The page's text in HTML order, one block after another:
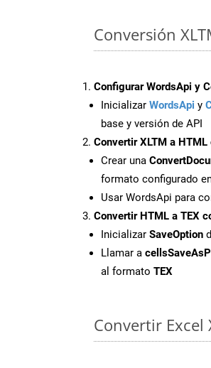
Conversión
Configurar WordsApi y
Inicializar WordsApi y
base y versión de API
Convertir XLTM a HTML
Crear una
formato configurado
Usar WordsApi para
Convertir HTML a TEX
Inicializar SaveOption
Llamar a
al formato TEX
Convertir Excel